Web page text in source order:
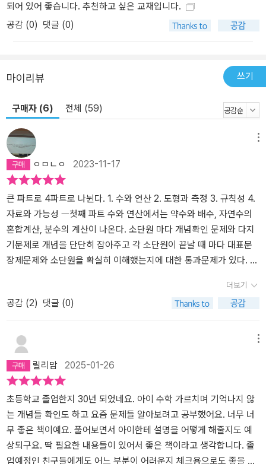
되어 있어 좋습니다. 추천하고 싶은 교재입니다.
공감 (0) 댓글 (0)
마이리뷰 쓰기
구매자 (6) 전체 (59)
ㅇㅁㄴㅇ 2023-11-17
큰 파트로 4파트로 나뉜다. 1. 수와 연산 2. 도형과 측정 3. 규칙성 4.
자료와 가능성 ㅡ첫째 파트 수와 연산에서는 약수와 배수, 자연수의
혼합계산, 분수의 계산이 나온다. 소단원 마다 개념확인 문제와 다지
기문제로 개념을 단단히 잡아주고 각 소단원이 끝날 때 마다 대표문
장제문제와 소단원을 확실히 이해했는지에 대한 통과문제가 있다. 2,
한번 꼭꼭 씹어 볼 수 있다. 책이 그렇게 두껍지 않기에 바쁜 초등학생
들이 얼마든지 '나도 한 번 도전해보자' 해볼만 하단 생각이 든다.지금
5주 목표로 정리 도전중이다. 2주차까지 성공했는데^^ 남은3주가 매
우 기대된다. 나에게 재밌는 문제집이다^^
더보기
공감 (2) 댓글 (0)
릴리맘 2025-01-26
초등학교 졸업한지 30년 되었네요. 아이 수학 가르치며 기억나지 않
는 개념들 확인도 하고 요즘 문제들 알아보려고 공부했어요. 너무 너
무 좋은 책이예요. 풀어보면서 아이한테 설명을 어떻게 해줄지도 예
상되구요. 딱 필요한 내용들이 있어서 좋은 책이라고 생각합니다. 졸
업예정인 친구들에게도 어느 부분이 어려운지 체크용으로도 좋을 듯